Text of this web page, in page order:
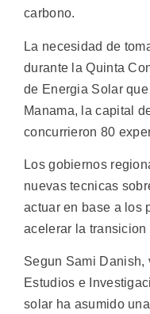
carbono.
La necesidad de
durante la Quinta
de Energia Solar
Manama, la capital
concurrieron 80
Los gobiernos
nuevas tecnicas
actuar en base a los
acelerar la
Segun Sami Danish,
Estudios e
solar ha asumido